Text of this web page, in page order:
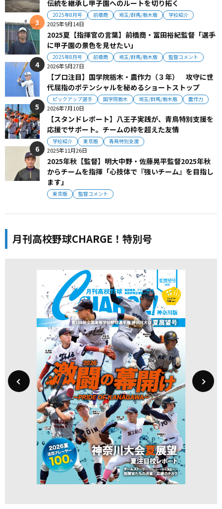
伝統を継承し甲子園へのルートを切り拓く
2025年8月号 前橋商 埼玉/群馬/栃木版 学校紹介
2025年9月14日
2025夏【指揮官の言葉】前橋商・冨田裕紀監督「選手
に甲子園の景色を見せたい」
2025年8月号 前橋商 埼玉/群馬/栃木版 監督コメント
2026年5月27日
【プロ注目】国学院栃木・農作力（３年） 攻守に世
代屈指のポテンシャルを秘めるショートストップ
ピックアップ選手 国学院栃木 埼玉/群馬/栃木版 農作力
2026年7月10日
【スタンドレポート】八王子実践が、青鳥特別支援を
応援でサポート。チームの枠を超えた友情
学校紹介 東京版 青鳥特別支援
2025年11月26日
2025年秋【監督】明大中野・佐藤晃平監督2025年秋
からチームを指揮「心技体で『強いチーム』を目指し
ます」
東京版 監督コメント
月刊高校野球CHARGE！特別号